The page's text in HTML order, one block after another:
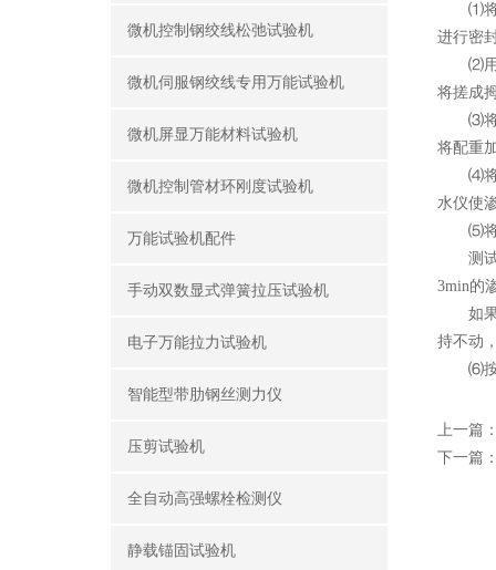
微机控制钢绞线松弛试验机
微机伺服钢绞线专用万能试验机
微机屏显万能材料试验机
微机控制管材环刚度试验机
万能试验机配件
手动双数显式弹簧拉压试验机
电子万能拉力试验机
智能型带肋钢丝测力仪
压剪试验机
全自动高强螺栓检测仪
静载锚固试验机
⑴将塑
进行密
⑵用密
将搓成
⑶将渗
将配重
⑷将开
水仪使
⑸将开
测试
3min的
如果
持不动
⑹按以
上一篇
下一篇